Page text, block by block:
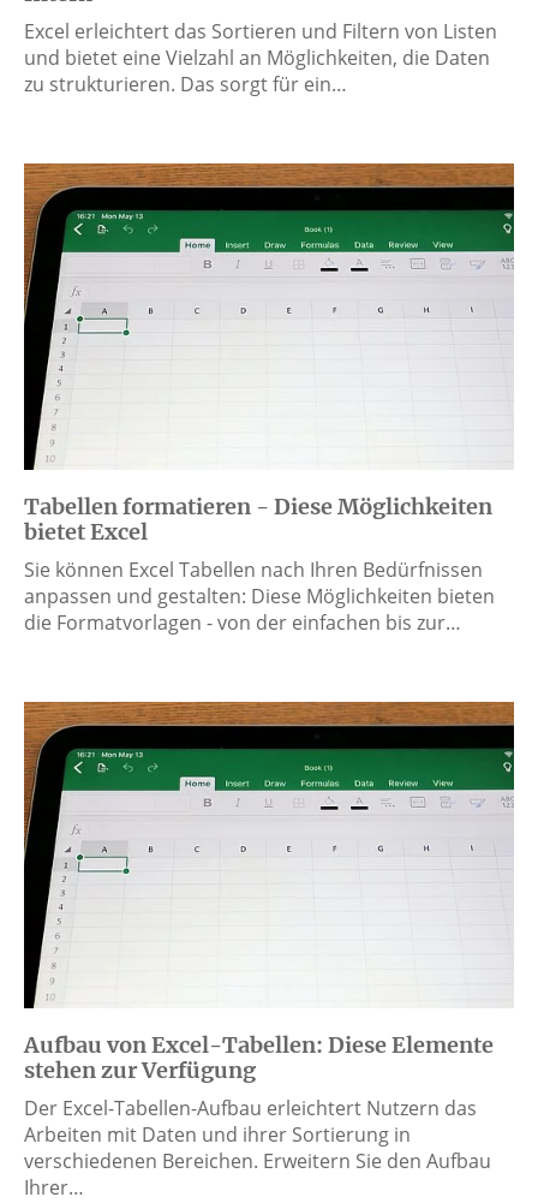
Excel erleichtert das Sortieren und Filtern von Listen
und bietet eine Vielzahl an Möglichkeiten, die Daten
zu strukturieren. Das sorgt für ein…
Tabellen formatieren - Diese Möglichkeiten
bietet Excel
Sie können Excel Tabellen nach Ihren Bedürfnissen
anpassen und gestalten: Diese Möglichkeiten bieten
die Formatvorlagen - von der einfachen bis zur…
Aufbau von Excel-Tabellen: Diese Elemente
stehen zur Verfügung
Der Excel-Tabellen-Aufbau erleichtert Nutzern das
Arbeiten mit Daten und ihrer Sortierung in
verschiedenen Bereichen. Erweitern Sie den Aufbau
Ihrer…